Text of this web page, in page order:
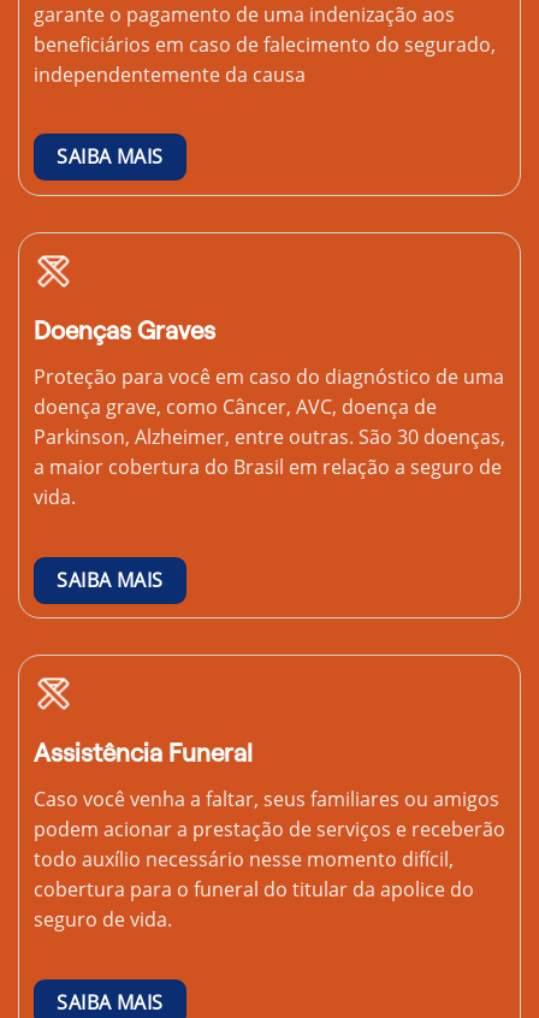
garante o pagamento de uma indenização aos
beneficiários em caso de falecimento do segurado,
independentemente da causa
SAIBA MAIS
Doenças Graves
Proteção para você em caso do diagnóstico de uma
doença grave, como Câncer, AVC, doença de
Parkinson, Alzheimer, entre outras. São 30 doenças,
a maior cobertura do Brasil em relação a seguro de
vida.
SAIBA MAIS
Assistência Funeral
Caso você venha a faltar, seus familiares ou amigos
podem acionar a prestação de serviços e receberão
todo auxílio necessário nesse momento difícil,
cobertura para o funeral do titular da apolice do
seguro de vida.
SAIBA MAIS